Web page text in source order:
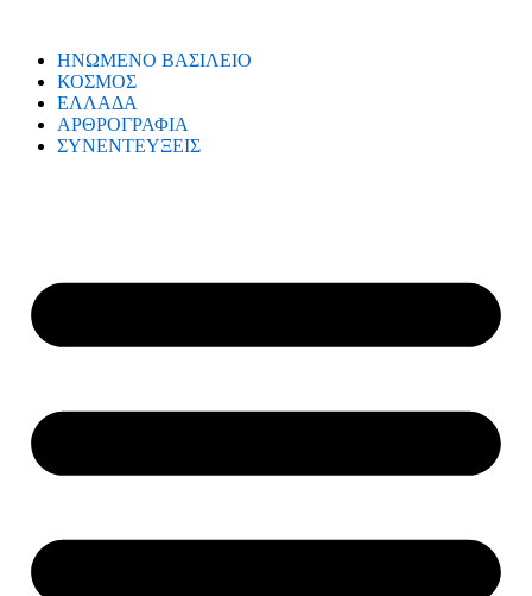
ΗΝΩΜΕΝΟ ΒΑΣΙΛΕΙΟ
ΚΟΣΜΟΣ
ΕΛΛΑΔΑ
ΑΡΘΡΟΓΡΑΦΙΑ
ΣΥΝΕΝΤΕΥΞΕΙΣ